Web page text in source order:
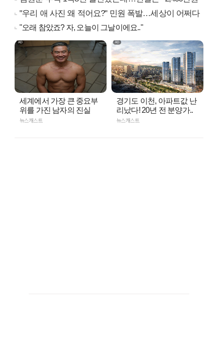
"우리 애 사진 왜 적어요?" 민원 폭발…세상이 어쩌다
"오래 참았죠? 자, 오늘이 그날이에요.."
세계에서 가장 큰 중요부
위를 가진 남자의 진실
뉴스캐스트
경기도 이천, 아파트값 난
리났다! 20년 전 분양가..
뉴스캐스트